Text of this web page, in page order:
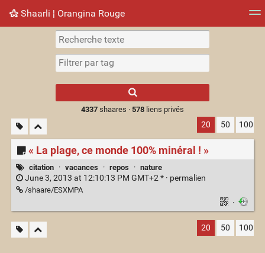
Shaarli ¦ Orangina Rouge
Nuage de tags Mur d'images
results.
4337shaares · 578liens privés
20 50 100
« La plage, ce monde 100% minéral ! »
citation · vacances · repos · nature
June 3, 2013 at 12:10:13 PM GMT+2 * · permalien
/shaare/ESXMPA
·
20 50 100